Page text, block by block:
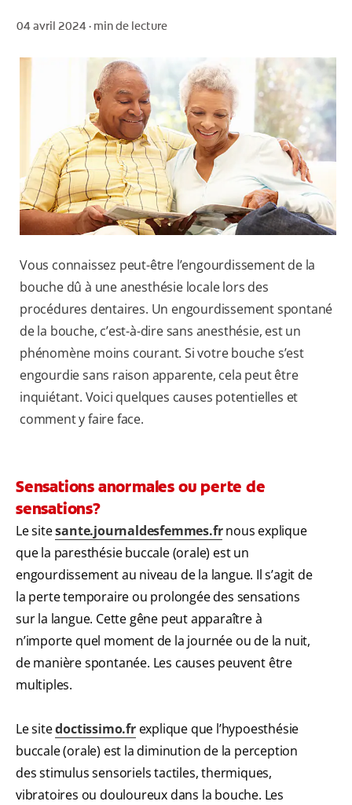
POUR LES PROFESSIONNELS
CH (FR)
04 avril 2024 · min de lecture
Vous connaissez peut-être l’engourdissement de la
bouche dû à une anesthésie locale lors des
procédures dentaires. Un engourdissement spontané
de la bouche, c’est-à-dire sans anesthésie, est un
phénomène moins courant. Si votre bouche s’est
engourdie sans raison apparente, cela peut être
inquiétant. Voici quelques causes potentielles et
comment y faire face.
Sensations anormales ou perte de
sensations?
Le sitesante.journaldesfemmes.frnous explique
que la paresthésie buccale (orale) est un
engourdissement au niveau de la langue. Il s’agit de
la perte temporaire ou prolongée des sensations
sur la langue. Cette gêne peut apparaître à
n’importe quel moment de la journée ou de la nuit,
de manière spontanée. Les causes peuvent être
multiples.
Le sitedoctissimo.frexplique que l’hypoesthésie
buccale (orale) est la diminution de la perception
des stimulus sensoriels tactiles, thermiques,
vibratoires ou douloureux dans la bouche. Les